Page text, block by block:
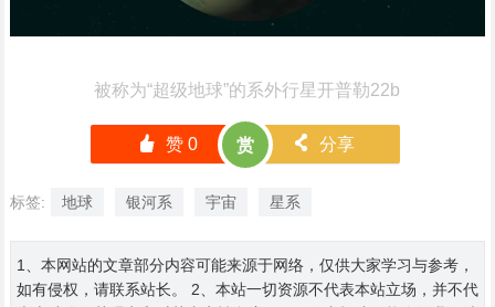
被称为“超级地球”的系外行星开普勒22b
󰄼 赞0 赏 󰄯 分享
标签: 地球 银河系 宇宙 星系
1、本网站的文章部分内容可能来源于网络，仅供大家学习与参考，
如有侵权，请联系站长。 2、本站一切资源不代表本站立场，并不代